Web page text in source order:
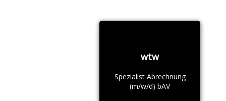
wtw
Spezialist Abrechnung
(m/w/d) bAV